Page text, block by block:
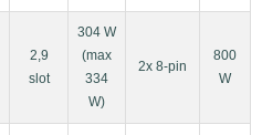
2,9
slot
304 W
(max
334
W)
2x 8-pin
800
W